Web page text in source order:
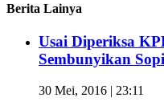
Berita Lainya
Usai Diperiksa
Sembunyikan
30 Mei, 2016 | 23:11